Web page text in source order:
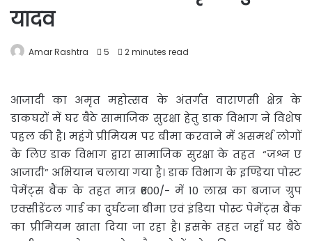
यादव
Amar Rashtra 5 2 minutes read
आजादी का अमृत महोत्सव के अंतर्गत वाराणसी क्षेत्र के
डाकघरों में घर बैठे सामाजिक सुरक्षा हेतु डाक विभाग ने विशेष
पहल की है। महंगे प्रीमियम पर बीमा करवाने में असमर्थ लोगों
के लिए डाक विभाग द्वारा सामाजिक सुरक्षा के तहत “जश्न ए
आजादी” अभियान चलाया गया है। डाक विभाग के इण्डिया पोस्ट
पेमेंट्स बैंक के तहत मात्र ₹600/- में 10 लाख का बजाज ग्रुप
एक्सीडेंटल गार्ड का दुर्घटना बीमा एवं इंडिया पोस्ट पेमेंट्स बैंक
का प्रीमियम खाता दिया जा रहा है। इसके तहत जहाँ घर बैठे